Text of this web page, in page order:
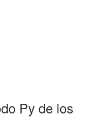
Py de los